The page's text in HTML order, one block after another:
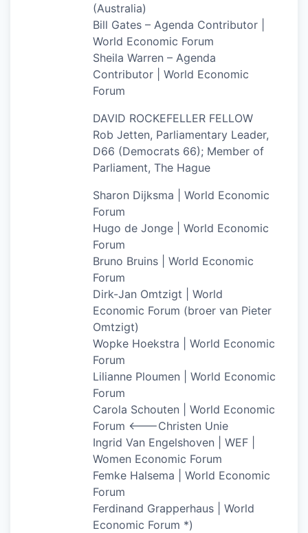
(Australia)
Bill Gates – Agenda Contributor |
World Economic Forum
Sheila Warren – Agenda
Contributor | World Economic
Forum
DAVID ROCKEFELLER FELLOW
Rob Jetten, Parliamentary Leader,
D66 (Democrats 66); Member of
Parliament, The Hague
Sharon Dijksma | World Economic
Forum
Hugo de Jonge | World Economic
Forum
Bruno Bruins | World Economic
Forum
Dirk-Jan Omtzigt | World
Economic Forum (broer van Pieter
Omtzigt)
Wopke Hoekstra | World Economic
Forum
Lilianne Ploumen | World Economic
Forum
Carola Schouten | World Economic
Forum <——-Christen Unie
Ingrid Van Engelshoven | WEF |
Women Economic Forum
Femke Halsema | World Economic
Forum
Ferdinand Grapperhaus | World
Economic Forum *)